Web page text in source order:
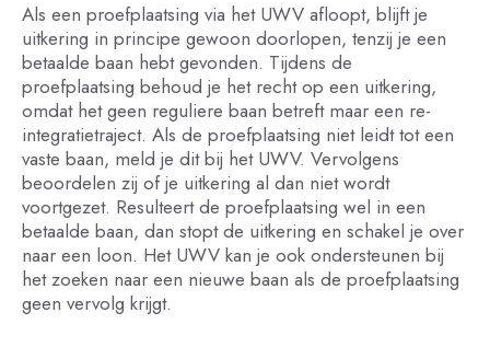
Als een proefplaatsing via het UWV afloopt, blijft je
uitkering in principe gewoon doorlopen, tenzij je een
betaalde baan hebt gevonden. Tijdens de
proefplaatsing behoud je het recht op een uitkering,
omdat het geen reguliere baan betreft maar een re-
integratietraject. Als de proefplaatsing niet leidt tot een
vaste baan, meld je dit bij het UWV. Vervolgens
beoordelen zij of je uitkering al dan niet wordt
voortgezet. Resulteert de proefplaatsing wel in een
betaalde baan, dan stopt de uitkering en schakel je over
naar een loon. Het UWV kan je ook ondersteunen bij
het zoeken naar een nieuwe baan als de proefplaatsing
geen vervolg krijgt.